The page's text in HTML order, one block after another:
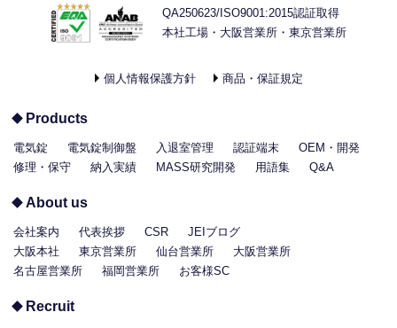
QA250623/ISO9001:2015認証取得
本社工場・大阪営業所・東京営業所
個人情報保護方針 商品・保証規定
Products
電気錠 電気錠制御盤 入退室管理 認証端末
OEM・開発
修理・保守
納入実績 MASS研究開発 用語集 Q&A
About us
会社案内 代表挨拶 CSR
JEIブログ
大阪本社
東京営業所 仙台営業所
大阪営業所
名古屋営業所
福岡営業所 お客様SC
Recruit